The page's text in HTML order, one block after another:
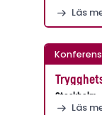
Läs
Stockholm
Läs